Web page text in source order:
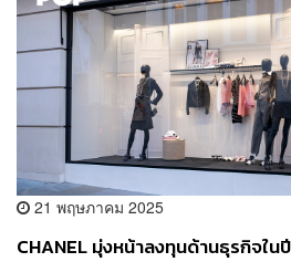
21 พฤษภาคม 2025
CHANEL มุ่งหน้าลงทุนด้านธุรกิจใ